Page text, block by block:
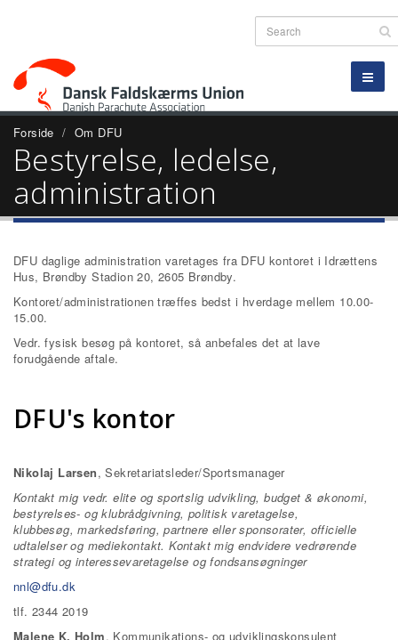
Forside Om DFU
Bestyrelse, ledelse,
administration
DFU daglige administration varetages fra DFU kontoret i Idrættens
Hus, Brøndby Stadion 20, 2605 Brøndby.
Kontoret/administrationen træffes bedst i hverdage mellem 10.00-
15.00.
Vedr. fysisk besøg på kontoret, så anbefales det at lave
forudgående aftale.
DFU's kontor
Nikolaj Larsen, Sekretariatsleder/Sportsmanager
Kontakt mig vedr. elite og sportslig udvikling, budget & økonomi,
bestyrelses- og klubrådgivning, politisk varetagelse,
klubbesøg, markedsføring, partnere eller sponsorater, officielle
udtalelser og mediekontakt. Kontakt mig endvidere vedrørende
strategi og interessevaretagelse og fondsansøgninger
nnl@dfu.dk
tlf. 2344 2019
Malene K. Holm, Kommunikations- og udviklingskonsulent